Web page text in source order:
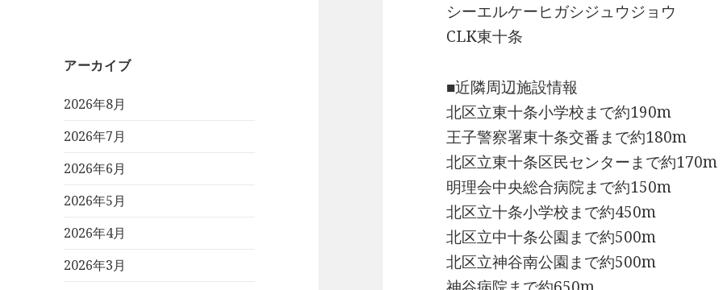
アーカイブ
2026年8月
2026年7月
2026年6月
2026年5月
2026年4月
2026年3月
シーエルケーヒガシジュウジョウ
CLK東十条
■近隣周辺施設情報
北区立東十条小学校まで約190m
王子警察署東十条交番まで約180m
北区立東十条区民センターまで約170m
明理会中央総合病院まで約150m
北区立十条小学校まで約450m
北区立中十条公園まで約500m
北区立神谷南公園まで約500m